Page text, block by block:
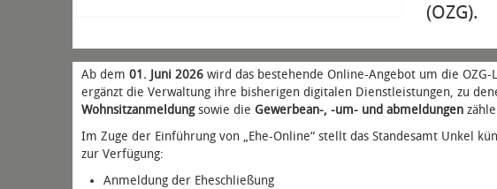
(OZG).
Ab dem 01. Juni 2026 wird das bestehende Online-Angebot um die OZG-
ergänzt die Verwaltung ihre bisherigen digitalen Dienstleistungen, zu
Wohnsitzanmeldungsowie die Gewerbean-, -um- und abmeldungen
Im Zuge der Einführung von „Ehe-Online“ stellt das Standesamt Unkel
zur Verfügung:
Anmeldung der Eheschließung